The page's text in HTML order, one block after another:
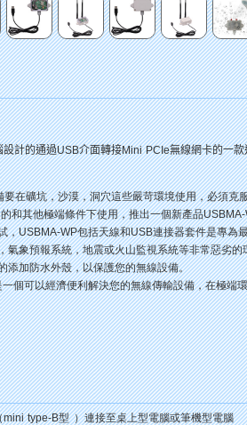
設計的通過USB介面轉接Mini PCIe無線網卡的一款
在礦坑，沙漠，洞穴這些嚴苛環境使用，必須
和其他極端條件下使用，推出一個新產品USBMA-
，USBMA-WP包括天線和USB連接器套件是專為
氣象預報系統，地震或火山監視系統等非常惡劣的
添加防水外殼，以保護您的無線設備。
個可以經濟便利解決您的無線傳輸設備，在極端
mini type-B型 ）連接至桌上型電腦或筆機型電腦